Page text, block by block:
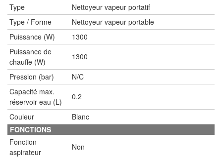
Type
Nettoyeur vapeur portatif
Type / Forme
Nettoyeur vapeur portable
Puissance (W)
1300
Puissance de
chauffe (W)
1300
Pression (bar)
N/C
Capacité max.
réservoir eau (L)
0.2
Couleur
Blanc
FONCTIONS
Fonction
aspirateur
Non